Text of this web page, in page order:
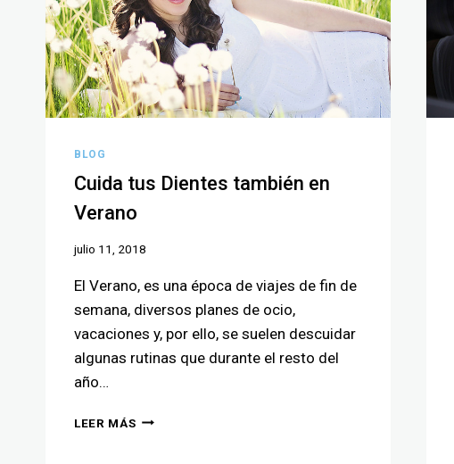
BLOG
Cuida tus Dientes también en
Verano
julio 11, 2018
El Verano, es una época de viajes de fin de
semana, diversos planes de ocio,
vacaciones y, por ello, se suelen descuidar
algunas rutinas que durante el resto del
año…
LEER MÁS